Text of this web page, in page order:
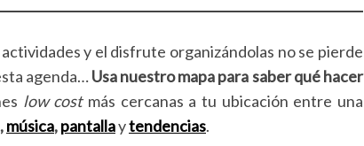
y el disfrute organizándolas no se pierde
agenda…Usa nuestro mapa para saber qué hacer
low cost más cercanas a tu ubicación entre una
,música,pantallaytendencias.